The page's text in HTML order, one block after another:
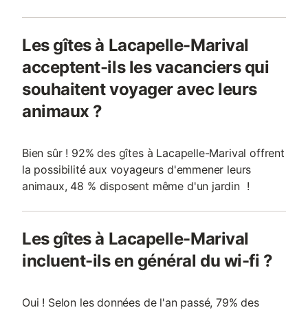
Les gîtes à Lacapelle-Marival
acceptent-ils les vacanciers qui
souhaitent voyager avec leurs
animaux ?
Bien sûr ! 92% des gîtes à Lacapelle-Marival offrent
la possibilité aux voyageurs d'emmener leurs
animaux, 48 % disposent même d'un jardin !
Les gîtes à Lacapelle-Marival
incluent-ils en général du wi-fi ?
Oui ! Selon les données de l'an passé, 79% des